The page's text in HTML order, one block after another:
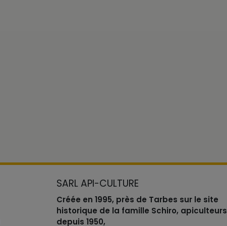
SARL API-CULTURE
Créée en 1995, près de Tarbes sur le site
historique de la famille Schiro, apiculteurs
depuis 1950,